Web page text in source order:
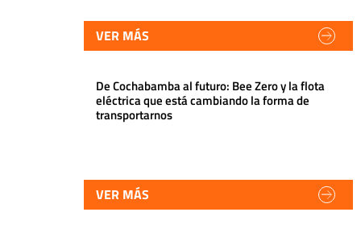
VER MÁS
De Cochabamba al futuro: Bee Zero y la flota
eléctrica que está cambiando la forma de
transportarnos
VER MÁS